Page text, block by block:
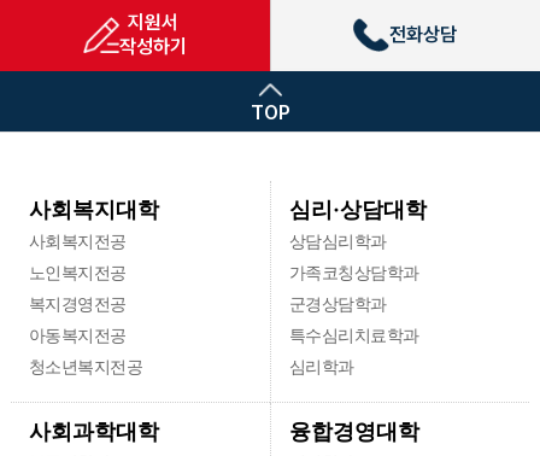
지원서
작성하기
전화상담
TOP
사회복지대학
사회복지전공
노인복지전공
복지경영전공
아동복지전공
청소년복지전공
심리·상담대학
상담심리학과
가족코칭상담학과
군경상담학과
특수심리치료학과
심리학과
사회과학대학 융합경영대학